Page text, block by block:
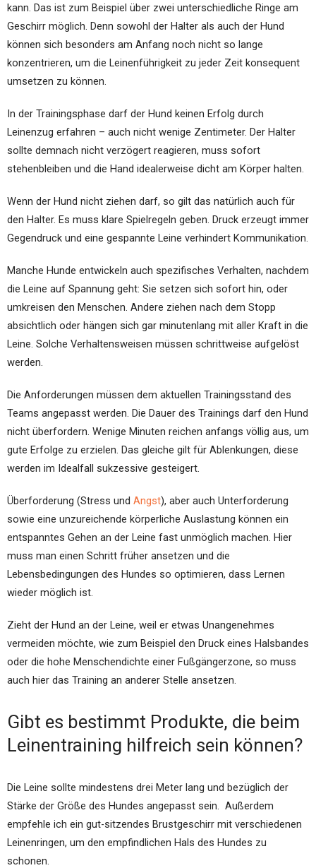
kann. Das ist zum Beispiel über zwei unterschiedliche Ringe am
Geschirr möglich. Denn sowohl der Halter als auch der Hund
können sich besonders am Anfang noch nicht so lange
konzentrieren, um die Leinenführigkeit zu jeder Zeit konsequent
umsetzen zu können.
In der Trainingsphase darf der Hund keinen Erfolg durch
Leinenzug erfahren – auch nicht wenige Zentimeter. Der Halter
sollte demnach nicht verzögert reagieren, muss sofort
stehenbleiben und die Hand idealerweise dicht am Körper halten.
Wenn der Hund nicht ziehen darf, so gilt das natürlich auch für
den Halter. Es muss klare Spielregeln geben. Druck erzeugt immer
Gegendruck und eine gespannte Leine verhindert Kommunikation.
Manche Hunde entwickeln auch spezifisches Verhalten, nachdem
die Leine auf Spannung geht: Sie setzen sich sofort hin, oder
umkreisen den Menschen. Andere ziehen nach dem Stopp
absichtlich oder hängen sich gar minutenlang mit aller Kraft in die
Leine. Solche Verhaltensweisen müssen schrittweise aufgelöst
werden.
Die Anforderungen müssen dem aktuellen Trainingsstand des
Teams angepasst werden. Die Dauer des Trainings darf den Hund
nicht überfordern. Wenige Minuten reichen anfangs völlig aus, um
gute Erfolge zu erzielen. Das gleiche gilt für Ablenkungen, diese
werden im Idealfall sukzessive gesteigert.
Überforderung (Stress und Angst), aber auch Unterforderung
sowie eine unzureichende körperliche Auslastung können ein
entspanntes Gehen an der Leine fast unmöglich machen. Hier
muss man einen Schritt früher ansetzen und die
Lebensbedingungen des Hundes so optimieren, dass Lernen
wieder möglich ist.
Zieht der Hund an der Leine, weil er etwas Unangenehmes
vermeiden möchte, wie zum Beispiel den Druck eines Halsbandes
oder die hohe Menschendichte einer Fußgängerzone, so muss
auch hier das Training an anderer Stelle ansetzen.
Gibt es bestimmt Produkte, die beim
Leinentraining hilfreich sein können?
Die Leine sollte mindestens drei Meter lang und bezüglich der
Stärke der Größe des Hundes angepasst sein. Außerdem
empfehle ich ein gut-sitzendes Brustgeschirr mit verschiedenen
Leinenringen, um den empfindlichen Hals des Hundes zu
schonen.